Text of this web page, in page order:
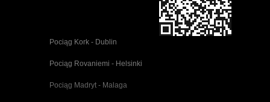
Pociąg Kork - Dublin
Pociąg Rovaniemi - Helsinki
Pociąg Madryt - Malaga